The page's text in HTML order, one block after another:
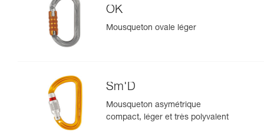
OK
Mousqueton ovale léger
Sm'D
Mousqueton asymétrique
compact, léger et très polyvalent